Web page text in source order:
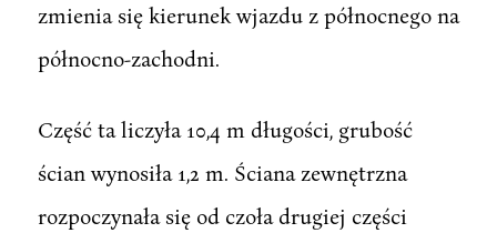
zmienia się kierunek wjazdu z północnego na
północno-zachodni.
Część ta liczyła 10,4 m długości, grubość
ścian wynosiła 1,2 m. Ściana zewnętrzna
rozpoczynała się od czoła drugiej części